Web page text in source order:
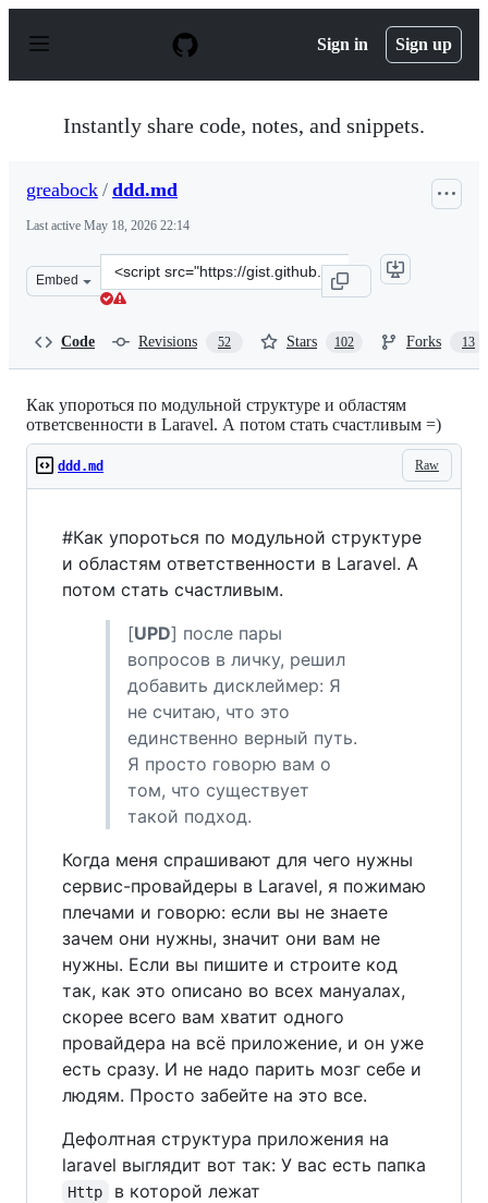
p
Sign in Sign up
Instantly share code, notes, and snippets.
greabock / ddd.md
Last active May 18, 2026 22:14
Embed
Clone
this
Code Revisions 52 Stars 102 Forks 13
Как упороться по модульной структуре и областям
ответсвенности в Laravel. А потом стать счастливым =)
Raw
ddd.md
#Как упороться по модульной структуре
и областям ответственности в Laravel. А
потом стать счастливым.
[UPD] после пары
вопросов в личку, решил
добавить дисклеймер: Я
не считаю, что это
единственно верный путь.
Я просто говорю вам о
том, что существует
такой подход.
Когда меня спрашивают для чего нужны
сервис-провайдеры в Laravel, я пожимаю
плечами и говорю: если вы не знаете
зачем они нужны, значит они вам не
нужны. Если вы пишите и строите код
так, как это описано во всех мануалах,
скорее всего вам хватит одного
провайдера на всё приложение, и он уже
есть сразу. И не надо парить мозг себе и
людям. Просто забейте на это все.
Дефолтная структура приложения на
laravel выглядит вот так: У вас есть папка
Http
в которой лежат